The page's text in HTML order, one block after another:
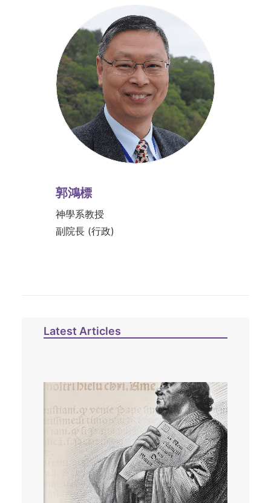
郭鴻標
神學系教授
副院長 (行政)
Latest Articles